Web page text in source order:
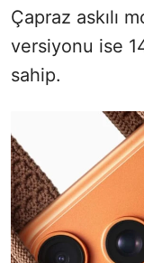
Çapraz askılı
versiyonu ise
sahip.